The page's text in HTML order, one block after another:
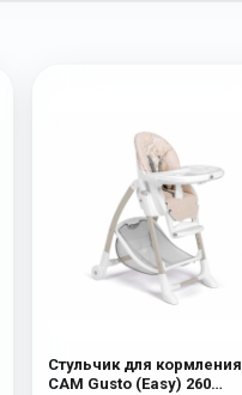
Стульчик для кормления
CAM Gusto (Easy) 260